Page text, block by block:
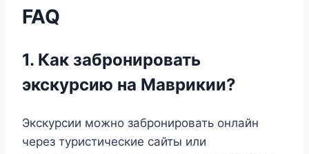
FAQ
1. Как забронировать
экскурсию на Маврикии?
Экскурсии можно забронировать онлайн
через туристические сайты или